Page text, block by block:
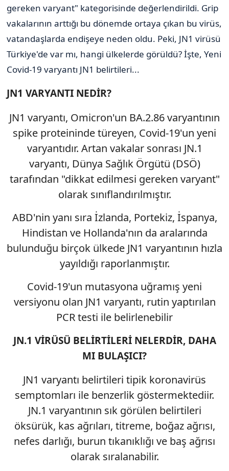
gereken varyant" kategorisinde değerlendirildi. Grip
vakalarının arttığı bu dönemde ortaya çıkan bu virüs,
vatandaşlarda endişeye neden oldu. Peki, JN1 virüsü
Türkiye'de var mı, hangi ülkelerde görüldü? İşte, Yeni
Covid-19 varyantı JN1 belirtileri...
JN1 VARYANTI NEDİR?
JN1 varyantı, Omicron'un BA.2.86 varyantının
spike proteininde türeyen, Covid-19'un yeni
varyantıdır. Artan vakalar sonrası JN.1
varyantı, Dünya Sağlık Örgütü (DSÖ)
tarafından "dikkat edilmesi gereken varyant"
olarak sınıflandırılmıştır.
ABD'nin yanı sıra İzlanda, Portekiz, İspanya,
Hindistan ve Hollanda'nın da aralarında
bulunduğu birçok ülkede JN1 varyantının hızla
yayıldığı raporlanmıştır.
Covid-19'un mutasyona uğramış yeni
versiyonu olan JN1 varyantı, rutin yaptırılan
PCR testi ile belirlenebilir
JN.1 VİRÜSÜ BELİRTİLERİ NELERDİR, DAHA
MI BULAŞICI?
JN1 varyantı belirtileri tipik koronavirüs
semptomları ile benzerlik göstermektediir.
JN.1 varyantının sık görülen belirtileri
öksürük, kas ağrıları, titreme, boğaz ağrısı,
nefes darlığı, burun tıkanıklığı ve baş ağrısı
olarak sıralanabilir.